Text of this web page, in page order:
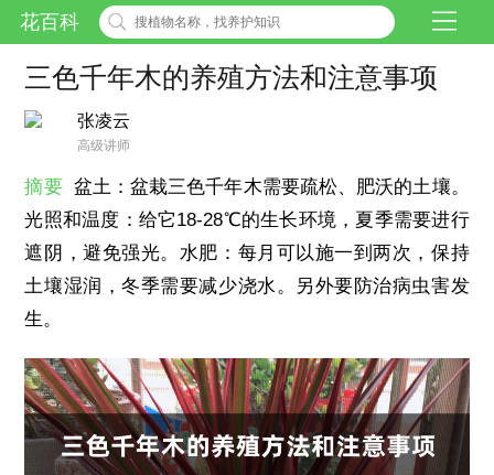
花百科
三色千年木的养殖方法和注意事项
张凌云
高级讲师
摘要 盆土：盆栽三色千年木需要疏松、肥沃的土壤。
光照和温度：给它18-28℃的生长环境，夏季需要进行
遮阴，避免强光。水肥：每月可以施一到两次，保持
土壤湿润，冬季需要减少浇水。另外要防治病虫害发
生。